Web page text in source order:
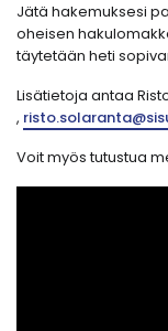
Jätä hakemuksesi
oheisen
täytetään heti
Lisätietoja antaa
,
Voit myös tutustua